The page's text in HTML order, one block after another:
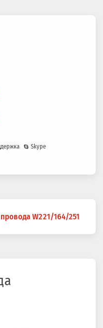
Skype
W221/164/251